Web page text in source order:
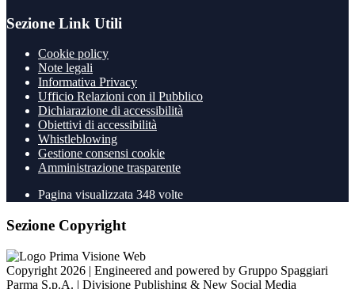
Sezione Link Utili
Cookie policy
Note legali
Informativa Privacy
Ufficio Relazioni con il Pubblico
Dichiarazione di accessibilità
Obiettivi di accessibilità
Whistleblowing
Gestione consensi cookie
Amministrazione trasparente
Pagina visualizzata 348 volte
Sezione Copyright
Copyright 2026 | Engineered and powered by Gruppo Spaggiari
Parma S.p.A. | Divisione Publishing & New Social Media